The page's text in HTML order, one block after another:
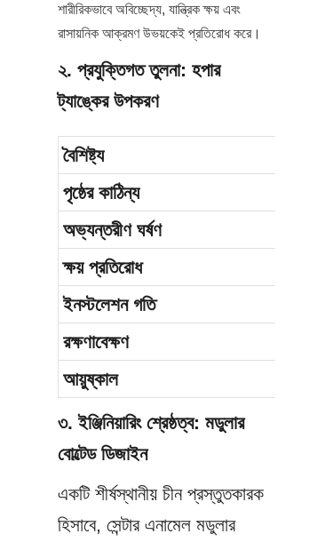
শারীরিকভাবে অবিচ্ছেদ্য, যান্ত্রিক ক্ষয় এবং
রাসায়নিক আক্রমণ উভয়কেই প্রতিরোধ করে।
২. প্রযুক্তিগত তুলনা: হপার
ট্যাঙ্কের উপকরণ
বৈশিষ্ট্য
পৃষ্ঠের কাঠিন্য
অভ্যন্তরীণ ঘর্ষণ
ক্ষয় প্রতিরোধ
ইনস্টলেশন গতি
রক্ষণাবেক্ষণ
আয়ুষ্কাল
৩. ইঞ্জিনিয়ারিং শ্রেষ্ঠত্ব: মডুলার
বোল্টেড ডিজাইন
একটি শীর্ষস্থানীয় চীন প্রস্তুতকারক
হিসাবে, সেন্টার এনামেল মডুলার